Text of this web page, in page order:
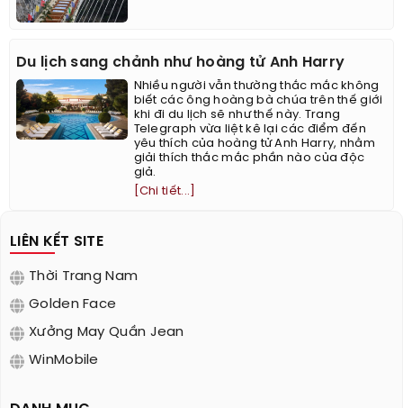
Du lịch sang chảnh như hoàng tử Anh Harry
Nhiều người vẫn thường thắc mắc không
biết các ông hoàng bà chúa trên thế giới
khi đi du lịch sẽ như thế này. Trang
Telegraph vừa liệt kê lại các điểm đến
yêu thích của hoàng tử Anh Harry, nhằm
giải thích thắc mắc phần nào của độc
giả.
[Chi tiết...]
LIÊN KẾT SITE
Thời Trang Nam
Golden Face
Xưởng May Quần Jean
WinMobile